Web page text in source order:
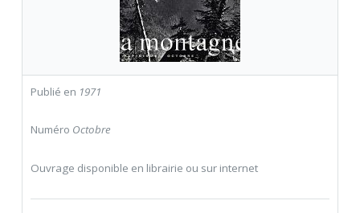
Publié en 1971
Numéro Octobre
Ouvrage disponible en librairie ou sur internet